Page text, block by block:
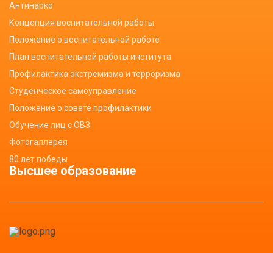
Антинарко
Концепция воспитательной работы
Положение о воспитательной работе
План воспитательной работы института
Профилактика экстремизма и терроризма
Студенческое самоуправление
Положение о совете профилактики
Обучение лиц с ОВЗ
Фотогаллерея
80 лет победы
Высшее образование